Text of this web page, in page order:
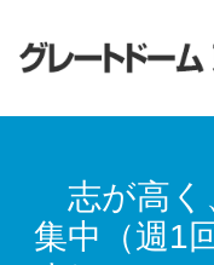
志が高く
集中（週1